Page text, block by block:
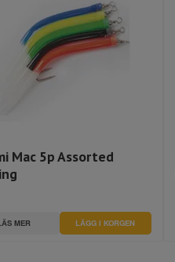
Mac 5p Assorted
MER LÄGG I KORGEN